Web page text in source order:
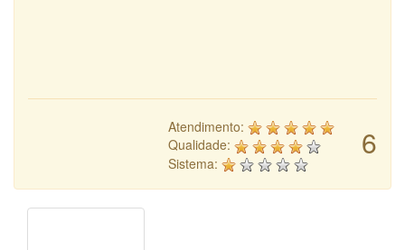
6
Atendimento:
Qualidade:
Sistema: